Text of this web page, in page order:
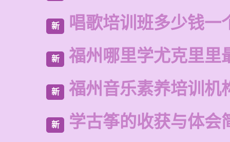
新 唱歌培训班多少钱一
新 福州哪里学尤克里里
新 福州音乐素养培训机
新 学古筝的收获与体会